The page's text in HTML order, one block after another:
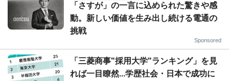
「さすが」の一言に込められた驚きや感
動。新しい価値を生み出し続ける電通の
挑戦
Sponsored
「三菱商事"採用大学"ランキング」を見
れば一目瞭然...学歴社会・日本で成功に